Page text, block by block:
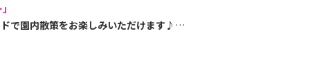
で園内散策をお楽しみいただけます♪